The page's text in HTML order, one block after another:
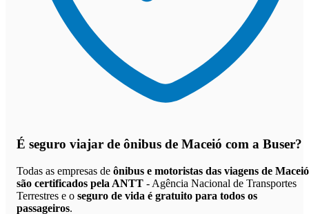
É seguro viajar de ônibus de Maceió com a Buser?
Todas as empresas de ônibus e motoristas das viagens de Maceió
são certificados pela ANTT - Agência Nacional de Transportes
Terrestres e o seguro de vida é gratuito para todos os
passageiros.